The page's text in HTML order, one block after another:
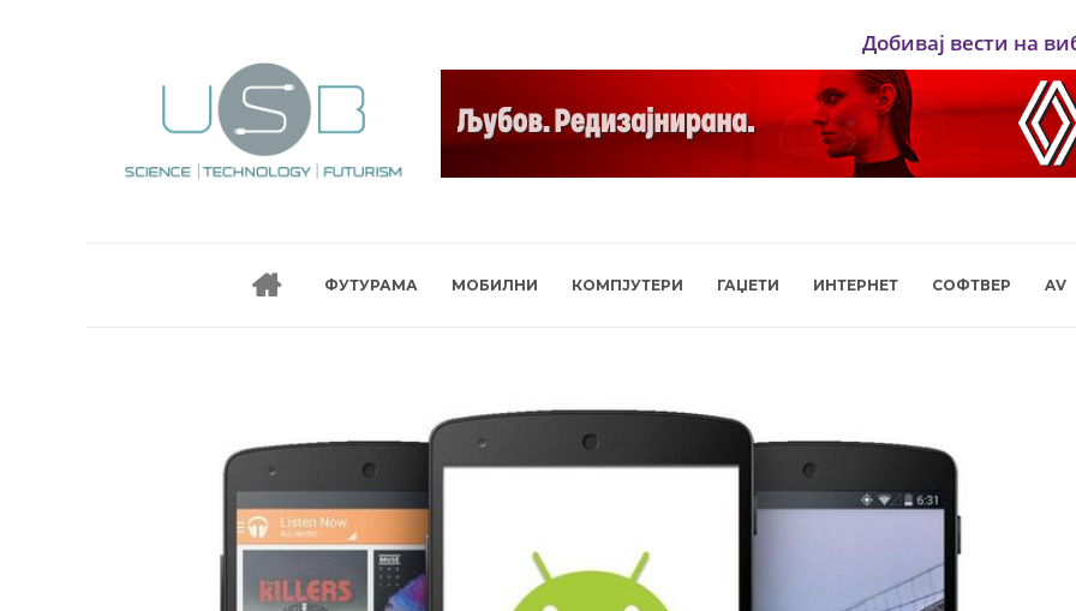
Добивај вести на
ФУТУРАМА МОБИЛНИ КОМПЈУТЕРИ ГАЏЕТИ ИНТЕРНЕТ СОФТВЕР AV